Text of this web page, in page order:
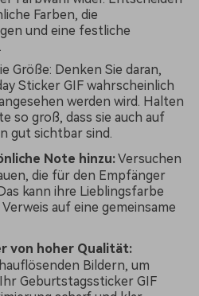
Farben, die
und eine festliche
Größe: Denken Sie daran,
Sticker GIF wahrscheinlich
werden wird. Halten
so groß, dass sie auch auf
gut sichtbar sind.
Note hinzu:Versuchen
die für den Empfänger
kann ihre Lieblingsfarbe
auf eine gemeinsame
von hoher Qualität:
Bildern, um
Geburtstagssticker GIF